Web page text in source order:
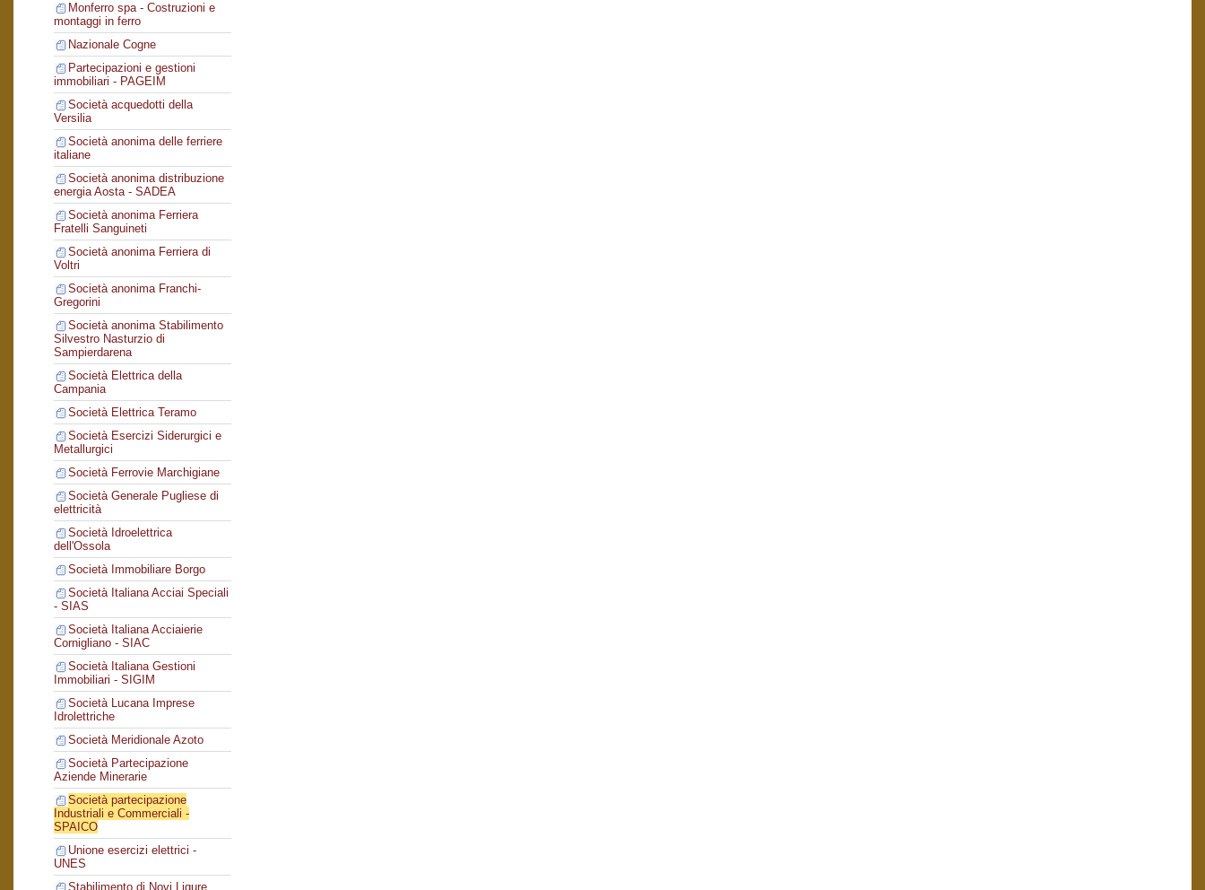
Monferro spa - Costruzioni e
montaggi in ferro
Nazionale Cogne
Partecipazioni e gestioni
immobiliari - PAGEIM
Società acquedotti della
Versilia
Società anonima delle ferriere
italiane
Società anonima distribuzione
energia Aosta - SADEA
Società anonima Ferriera
Fratelli Sanguineti
Società anonima Ferriera di
Voltri
Società anonima Franchi-
Gregorini
Società anonima Stabilimento
Silvestro Nasturzio di
Sampierdarena
Società Elettrica della
Campania
Società Elettrica Teramo
Società Esercizi Siderurgici e
Metallurgici
Società Ferrovie Marchigiane
Società Generale Pugliese di
elettricità
Società Idroelettrica
dell'Ossola
Società Immobiliare Borgo
Società Italiana Acciai Speciali
- SIAS
Società Italiana Acciaierie
Cornigliano - SIAC
Società Italiana Gestioni
Immobiliari - SIGIM
Società Lucana Imprese
Idrolettriche
Società Meridionale Azoto
Società Partecipazione
Aziende Minerarie
Società partecipazione
Industriali e Commerciali -
SPAICO
Unione esercizi elettrici -
UNES
Stabilimento di Novi Ligure